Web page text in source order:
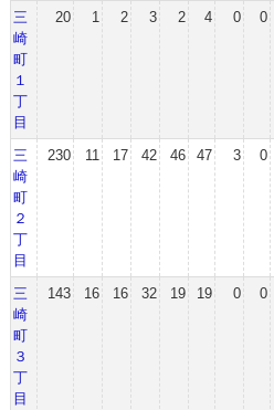
三
崎
町
１
丁
目
20 1 2 3 2 4 0 0
三
崎
町
２
丁
目
230 11 17 42 46 47 3 0
三
崎
町
３
丁
目
143 16 16 32 19 19 0 0